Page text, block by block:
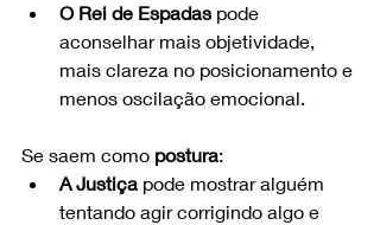
O Rei de Espadas pode
aconselhar mais objetividade,
mais clareza no posicionamento e
menos oscilação emocional.
Se saem como postura:
A Justiça pode mostrar alguém
tentando agir corrigindo algo e